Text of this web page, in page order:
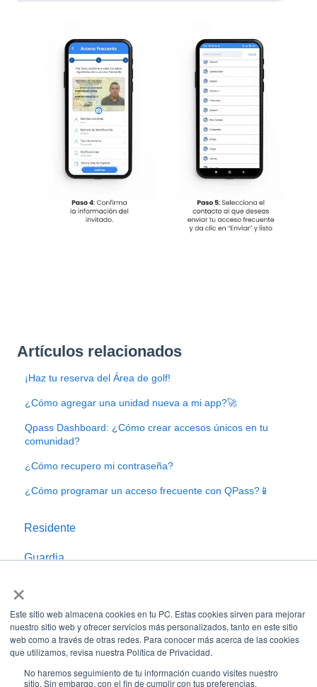
×
Este sitio web almacena cookies en tu PC. Estas cookies sirven para mejorar
nuestro sitio web y ofrecer servicios más personalizados, tanto en este sitio
web como a través de otras redes. Para conocer más acerca de las cookies
que utilizamos, revisa nuestra Política de Privacidad.
No haremos seguimiento de tu información cuando visites nuestro
sitio. Sin embargo, con el fin de cumplir con tus preferencias,
Artículos relacionados
¡Haz tu reserva del Área de golf!
¿Cómo agregar una unidad nueva a mi app?🚀
Qpass Dashboard: ¿Cómo crear accesos únicos en tu
comunidad?
¿Cómo recupero mi contraseña?
¿Cómo programar un acceso frecuente con QPass?📱
Residente
Guardia